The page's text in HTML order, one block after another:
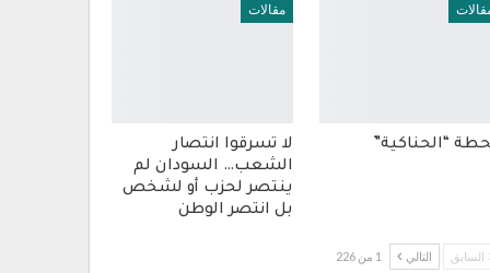
“الحناكية”
مقالات
لا تسرقوا انتصار
الشعب… السودان لم
ينتصر لحزب أو لشخص
بل انتصر الوطن
السابق التالي 1 من 226